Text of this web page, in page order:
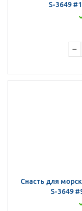
S-3649
Снасть для
S-3649